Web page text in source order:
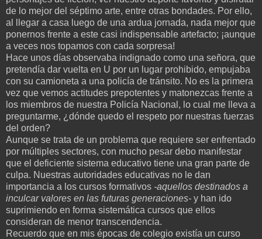
de lo mejor del séptimo arte, entre otras bondades. Por ello,
al llegar a casa luego de una ardua jornada, nada mejor que
ponernos frente a este casi indispensable artefacto; ¡aunque
a veces nos topamos con cada sorpresa!
Hace unos días observaba indignado como una señora, que
pretendía dar vuelta en U por un lugar prohibido, empujaba
con su camioneta a una policía de tránsito. No es la primera
vez que vemos actitudes prepotentes y matonezcas frente a
los miembros de nuestra Policía Nacional, lo cual me lleva a
preguntarme, ¿dónde quedo el respeto por nuestras fuerzas
del orden?
Aunque se trata de un problema que requiere ser enfrentado
por múltiples sectores, con mucho pesar debo manifestar
que el deficiente sistema educativo tiene una gran parte de
culpa. Nuestras autoridades educativas no le dan
importancia a los cursos formativos -aquellos destinados a
inculcar valores en las futuras generaciones- y han ido
suprimiendo en forma sistemática cursos que ellos
consideran de menor transcendencia.
Recuerdo que en mis épocas de colegio existía un curso